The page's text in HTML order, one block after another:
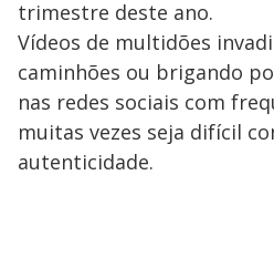
trimestre deste ano.
Vídeos de multidões
caminhões ou brigando
nas redes sociais com
muitas vezes seja difícil
autenticidade.